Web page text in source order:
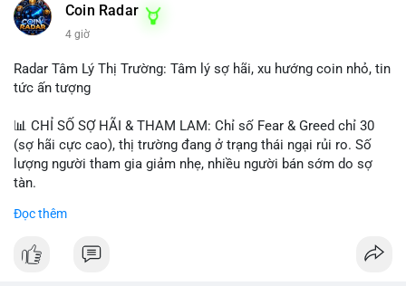
Coin Radar
4 giờ
Radar Tâm Lý Thị Trường: Tâm lý sợ hãi, xu hướng coin nhỏ, tin
tức ấn tượng
📊 CHỈ SỐ SỢ HÃI & THAM LAM: Chỉ số Fear & Greed chỉ 30
(sợ hãi cực cao), thị trường đang ở trạng thái ngại rủi ro. Số
lượng người tham gia giảm nhẹ, nhiều người bán sớm do sợ
tàn.
📈 XU HƯỚNG TÌM KIẾM & THẢO LUẬN: Biconomy (BICO),
coin được tìm kiếm nhiều nhất. Chủ đề NFT (Pudgy Penguins),
Đọc thêm